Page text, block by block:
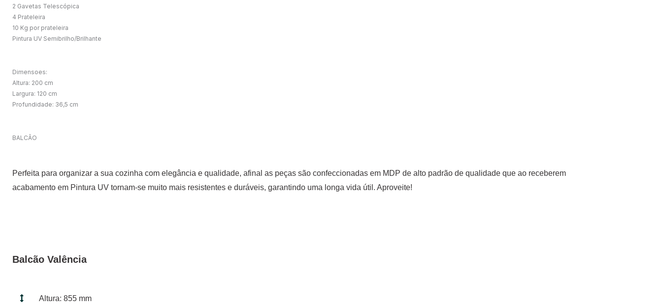
2 Gavetas Telescópica
4 Prateleira
10 Kg por prateleira
Pintura UV Semibrilho/Brilhante
Dimensoes:
Altura: 200 cm
Largura: 120 cm
Profundidade: 36,5 cm
BALCÃO
Perfeita para organizar a sua cozinha com elegância e qualidade, afinal as peças são confeccionadas em MDP de alto padrão de qualidade que ao receberem
acabamento em Pintura UV tornam-se muito mais resistentes e duráveis, garantindo uma longa vida útil. Aproveite!
Balcão Valência
Altura: 855 mm